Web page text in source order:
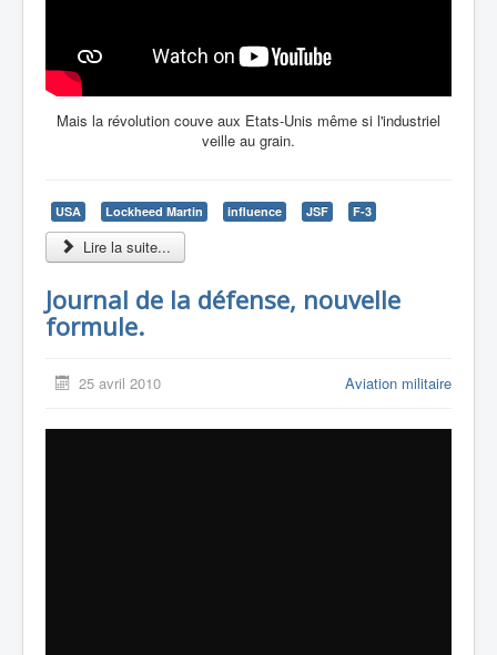
Mais la révolution couve aux Etats-Unis même si l'industriel
veille au grain.
USA Lockheed Martin influence JSF F-3
Lire la suite...
Journal de la défense, nouvelle
formule.
25 avril 2010 Aviation militaire